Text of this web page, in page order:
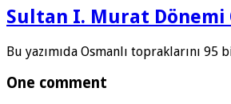
Sultan I. Murat
Bu yazımıda Osmanlı topraklarını
One comment